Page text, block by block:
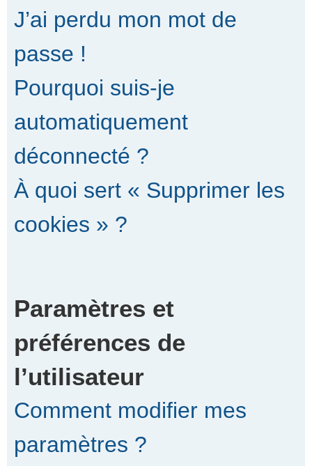
J’ai perdu mon mot de
passe !
Pourquoi suis-je
automatiquement
déconnecté ?
À quoi sert « Supprimer les
cookies » ?
Paramètres et
préférences de
l’utilisateur
Comment modifier mes
paramètres ?